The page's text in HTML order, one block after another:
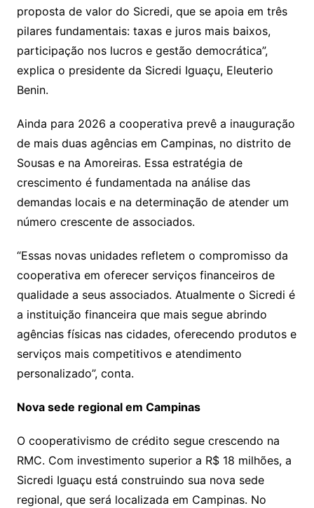
proposta de valor do Sicredi, que se apoia em três
pilares fundamentais: taxas e juros mais baixos,
participação nos lucros e gestão democrática”,
explica o presidente da Sicredi Iguaçu, Eleuterio
Benin.
Ainda para 2026 a cooperativa prevê a inauguração
de mais duas agências em Campinas, no distrito de
Sousas e na Amoreiras. Essa estratégia de
crescimento é fundamentada na análise das
demandas locais e na determinação de atender um
número crescente de associados.
“Essas novas unidades refletem o compromisso da
cooperativa em oferecer serviços financeiros de
qualidade a seus associados. Atualmente o Sicredi é
a instituição financeira que mais segue abrindo
agências físicas nas cidades, oferecendo produtos e
serviços mais competitivos e atendimento
personalizado”, conta.
Nova sede regional em Campinas
O cooperativismo de crédito segue crescendo na
RMC. Com investimento superior a R$ 18 milhões, a
Sicredi Iguaçu está construindo sua nova sede
regional, que será localizada em Campinas. No